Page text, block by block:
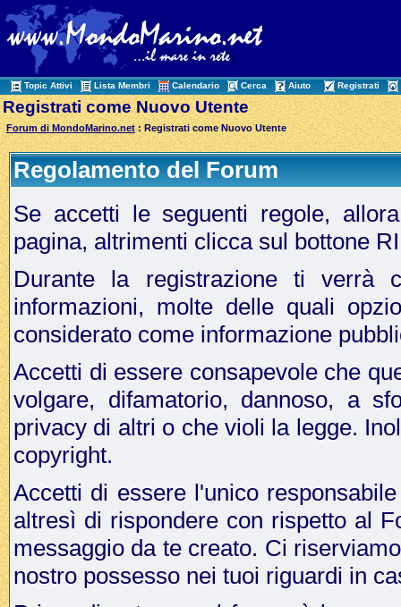
Topic Attivi Lista Membri Calendario Cerca Aiuto Registrati
Registrati come Nuovo Utente
Forum di MondoMarino.net : Registrati come Nuovo Utente
Regolamento del Forum
Se accetti le seguenti regole,
pagina, altrimenti clicca sul bottone
Durante la registrazione ti verrà
informazioni, molte delle quali
considerato come informazione
Accetti di essere consapevole che
volgare, difamatorio, dannoso, a
privacy di altri o che violi la legge.
copyright.
Accetti di essere l'unico
altresì di rispondere con rispetto al
messaggio da te creato. Ci
nostro possesso nei tuoi riguardi in